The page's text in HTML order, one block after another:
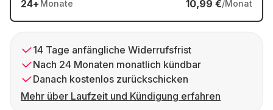
24+ Monate 10,99 €/Monat
14 Tage anfängliche Widerrufsfrist
Nach 24 Monaten monatlich kündbar
Danach kostenlos zurückschicken
Mehr über Laufzeit und Kündigung erfahren